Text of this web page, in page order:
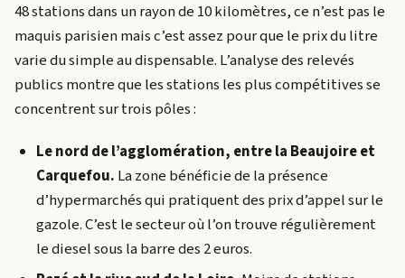
48 stations dans un rayon de 10 kilomètres, ce n’est pas le
maquis parisien mais c’est assez pour que le prix du litre
varie du simple au dispensable. L’analyse des relevés
publics montre que les stations les plus compétitives se
concentrent sur trois pôles :
Le nord de l’agglomération, entre la Beaujoire et
Carquefou. La zone bénéficie de la présence
d’hypermarchés qui pratiquent des prix d’appel sur le
gazole. C’est le secteur où l’on trouve régulièrement
le diesel sous la barre des 2 euros.